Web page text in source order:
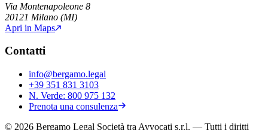
Via Montenapoleone 8
20121 Milano (MI)
Apri in Maps
Contatti
info@bergamo.legal
+39 351 831 3103
N. Verde: 800 975 132
Prenota una consulenza
© 2026 Bergamo Legal Società tra Avvocati s.r.l. — Tutti i diritti